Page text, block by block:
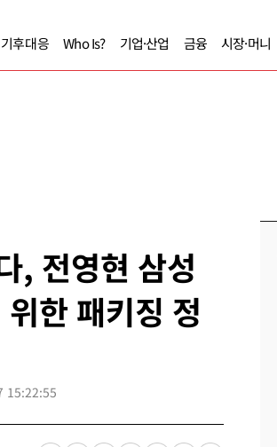
기후대응 Who Is? 기업·산업 금융 시장·머니
, 전영현 삼성
한 패키징 정
15:22:55